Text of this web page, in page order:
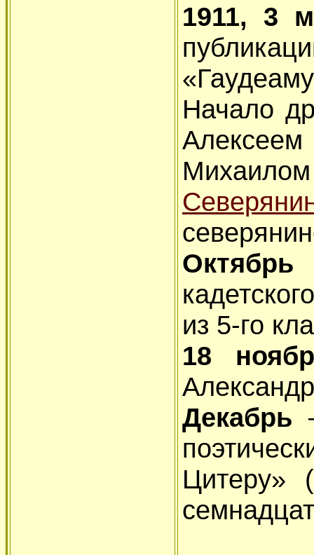
1911, 3
Начало
Октябрь
из 5-го
18
Декабрь
Цитеру»